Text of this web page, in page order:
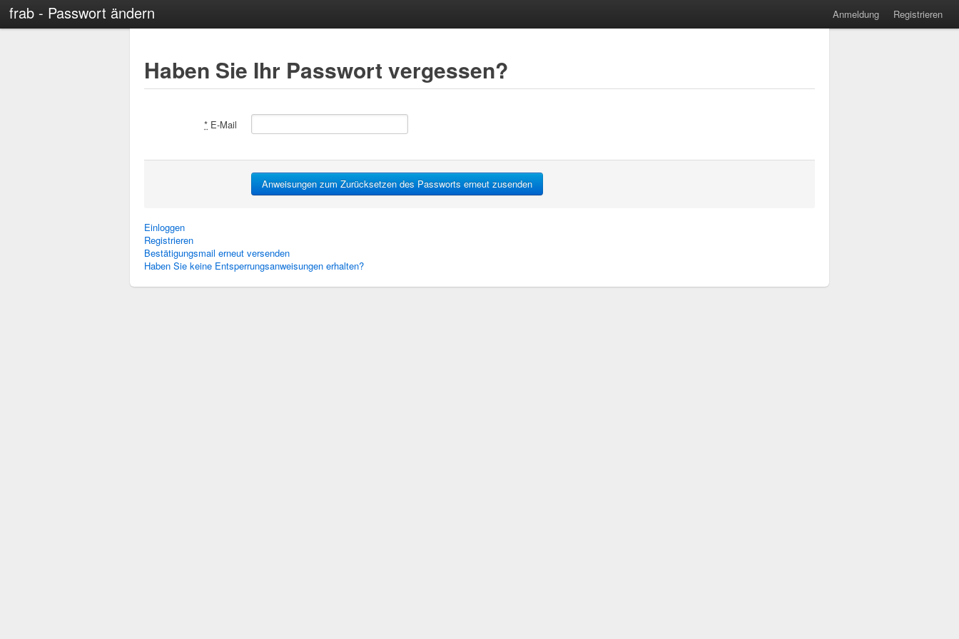
frab - Passwort ändern Anmeldung Registrieren
Haben Sie Ihr Passwort vergessen?
* E-Mail
Einloggen
Registrieren
Bestätigungsmail erneut versenden
Haben Sie keine Entsperrungsanweisungen erhalten?